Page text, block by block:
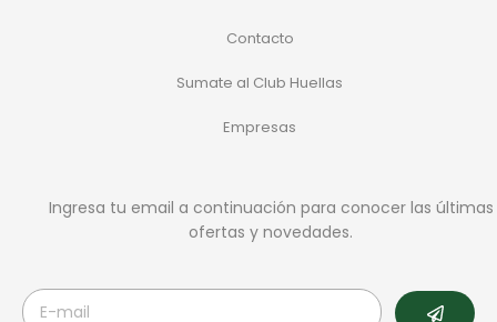
Contacto
Sumate al Club Huellas
Empresas
Ingresa tu email a continuación para conocer las últimas
ofertas y novedades.